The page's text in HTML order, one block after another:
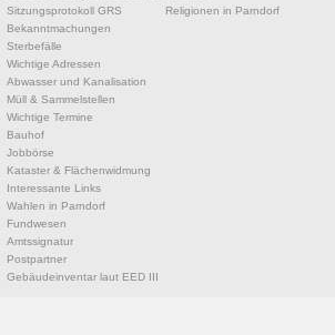
Sitzungsprotokoll GRS
Bekanntmachungen
Sterbefälle
Wichtige Adressen
Abwasser und Kanalisation
Müll & Sammelstellen
Wichtige Termine
Bauhof
Jobbörse
Kataster & Flächenwidmung
Interessante Links
Wahlen in Parndorf
Fundwesen
Amtssignatur
Postpartner
Gebäudeinventar laut EED III
Religionen in Parndorf